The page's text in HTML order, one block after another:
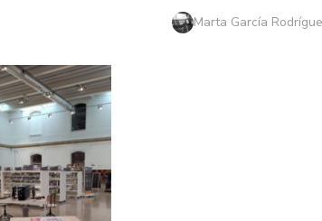
Autor
Marta García